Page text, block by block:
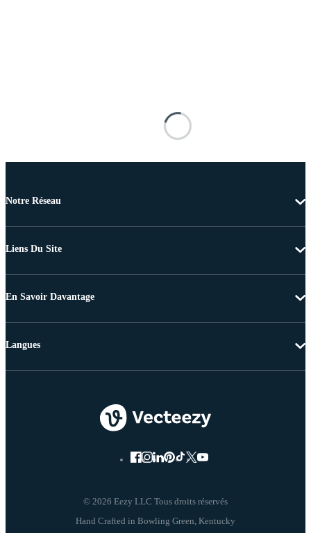
Notre Réseau
Liens Du Site
En Savoir Davantage
© 2026 Eezy LLC Tous droits réservés
Langues